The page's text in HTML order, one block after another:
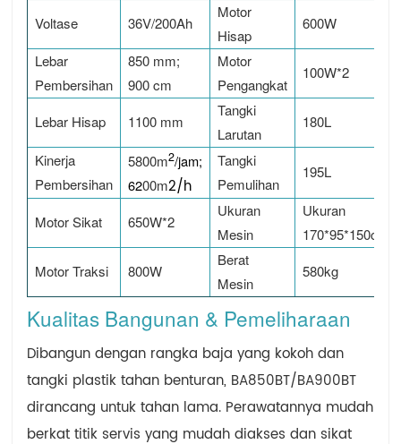
Voltase 36V/200Ah
Motor
Hisap
600W
Lebar
Pembersihan
850 mm;
900 cm
Motor
Pengangkat
100W*2
Lebar Hisap 1100 mm
Tangki
Larutan
180L
Kinerja
Pembersihan
5800m2/jam;
6200m2/h
Tangki
Pemulihan
195L
Motor Sikat 650W*2
Ukuran
Mesin
Ukuran
170*95*150cm
Motor Traksi
800W
Berat
Mesin
580kg
Kualitas Bangunan & Pemeliharaan
Dibangun dengan rangka baja yang kokoh dan
tangki plastik tahan benturan, BA850BT/BA900BT
dirancang untuk tahan lama. Perawatannya mudah
berkat titik servis yang mudah diakses dan sikat